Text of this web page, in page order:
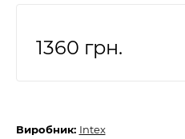
1360 грн.
Виробник: Intex